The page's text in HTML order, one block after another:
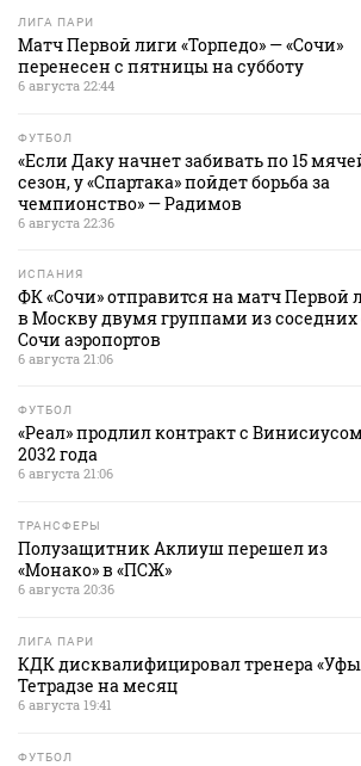
ЛИГА ПАРИ
Матч Первой лиги «Торпедо» — «Сочи»
перенесен с пятницы на субботу
6 августа 22:44
ФУТБОЛ
«Если Даку начнет забивать по 15
сезон, у «Спартака» пойдет борьба за
чемпионство» — Радимов
6 августа 22:36
ИСПАНИЯ
ФК «Сочи» отправится на матч Первой
в Москву двумя группами из соседних
Сочи аэропортов
6 августа 21:06
ФУТБОЛ
«Реал» продлил контракт с
2032 года
6 августа 21:06
ТРАНСФЕРЫ
Полузащитник Аклиуш перешел из
«Монако» в «ПСЖ»
6 августа 20:36
ЛИГА ПАРИ
КДК дисквалифицировал тренера
Тетрадзе на месяц
6 августа 19:41
ФУТБОЛ